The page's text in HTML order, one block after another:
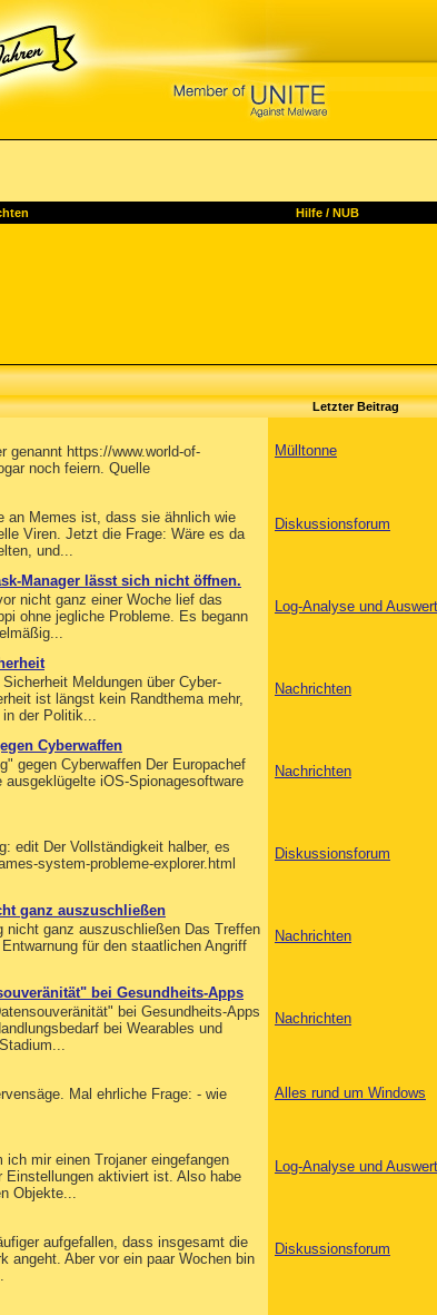
Hilfe/ NUB
Letzter Beitrag
genannt https://www.world-of-
noch feiern. Quelle
Mülltonne
an Memes ist, dass sie ähnlich wie
Viren. Jetzt die Frage: Wäre es da
und...
Diskussionsforum
Manager lässt sich nicht öffnen.
nicht ganz einer Woche lief das
ohne jegliche Probleme. Es begann
Log-Analyse und
Meldungen über Cyber-
ist längst kein Randthema mehr,
in der Politik...
Nachrichten
Cyberwaffen
gegen Cyberwaffen Der Europachef
iOS-Spionagesoftware
Nachrichten
edit Der Vollständigkeit halber, es
system-probleme-explorer.html
Diskussionsforum
ganz auszuschließen
nicht ganz auszuschließen Das Treffen
für den staatlichen Angriff
Nachrichten
bei Gesundheits-Apps
bei Gesundheits-Apps
bei Wearables und
Nachrichten
Mal ehrliche Frage: - wie
Alles rund um Windows
mir einen Trojaner eingefangen
Einstellungen aktiviert ist. Also habe
Objekte...
Log-Analyse und
aufgefallen, dass insgesamt die
angeht. Aber vor ein paar Wochen bin
Diskussionsforum